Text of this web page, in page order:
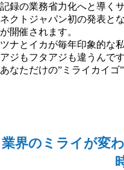
記録の業務省力化へと導く
ネクトジャパン初の発表と
が開催されます。
ツナとイカが毎年印象的な
アジもフタアジも違うんです
あなただけの”ミライカイゴ
業界のミライが変